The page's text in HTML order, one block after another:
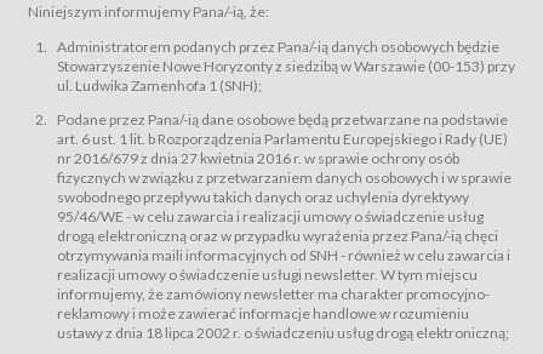
podmiotom z branży mediów i filmowej (Akredytacje);
Bilety – wybrane dokumenty potwierdzające zawarcie umowy z
Usługodawcą i uprawniające do wzięcia udziału w Wydarzeniu,
przewidziane przez Usługodawcę dla danego Wydarzenia, tj. uprawniające
do uczestnictwa w wielu albo w pojedynczych seansach filmowych,
Sklep – sklep internetowy prowadzony przez Usługodawcę w Serwisie;
Regulamin – niniejszy regulamin.
§ 2
Postanowienia ogólne
Regulamin określa zasady:
świadczenia Usługobiorcom Usług przez Usługodawcę, z
zastrzeżeniem usług, o których mowa w ust. 2 pkt. 4 i 5 poniżej, których
zasady świadczenia precyzują odrębne regulaminy,
przetwarzania przez Usługodawcę danych osobowych Usługobiorców
będących osobami fizycznymi.
Niniejszym informujemy Pana/-ią, że:
Administratorem podanych przez Pana/-ią danych osobowych będzie
Stowarzyszenie Nowe Horyzonty z siedzibą w Warszawie (00-153) przy
ul. Ludwika Zamenhofa 1 (SNH);
Podane przez Pana/-ią dane osobowe będą przetwarzane na podstawie
art. 6 ust. 1 lit. b Rozporządzenia Parlamentu Europejskiego i Rady (UE)
nr 2016/679 z dnia 27 kwietnia 2016 r. w sprawie ochrony osób
fizycznych w związku z przetwarzaniem danych osobowych i w sprawie
swobodnego przepływu takich danych oraz uchylenia dyrektywy
95/46/WE - w celu zawarcia i realizacji umowy o świadczenie usług
drogą elektroniczną oraz w przypadku wyrażenia przez Pana/-ią chęci
otrzymywania maili informacyjnych od SNH - również w celu zawarcia i
realizacji umowy o świadczenie usługi newsletter. W tym miejscu
informujemy, że zamówiony newsletter ma charakter promocyjno-
reklamowy i może zawierać informacje handlowe w rozumieniu
ustawy z dnia 18 lipca 2002 r. o świadczeniu usług drogą elektroniczną;